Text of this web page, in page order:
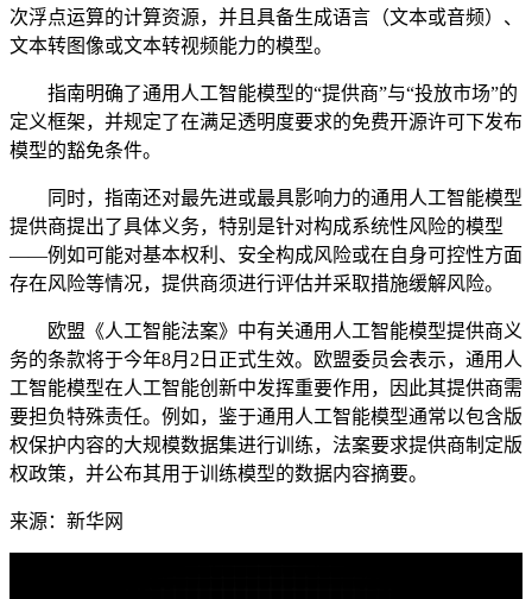
次浮点运算的计算资源，并且具备生成语言（文本或音频）、
文本转图像或文本转视频能力的模型。
指南明确了通用人工智能模型的“提供商”与“投放市场”的
定义框架，并规定了在满足透明度要求的免费开源许可下发布
模型的豁免条件。
同时，指南还对最先进或最具影响力的通用人工智能模型
提供商提出了具体义务，特别是针对构成系统性风险的模型
——例如可能对基本权利、安全构成风险或在自身可控性方面
存在风险等情况，提供商须进行评估并采取措施缓解风险。
欧盟《人工智能法案》中有关通用人工智能模型提供商义
务的条款将于今年8月2日正式生效。欧盟委员会表示，通用人
工智能模型在人工智能创新中发挥重要作用，因此其提供商需
要担负特殊责任。例如，鉴于通用人工智能模型通常以包含版
权保护内容的大规模数据集进行训练，法案要求提供商制定版
权政策，并公布其用于训练模型的数据内容摘要。
来源：新华网